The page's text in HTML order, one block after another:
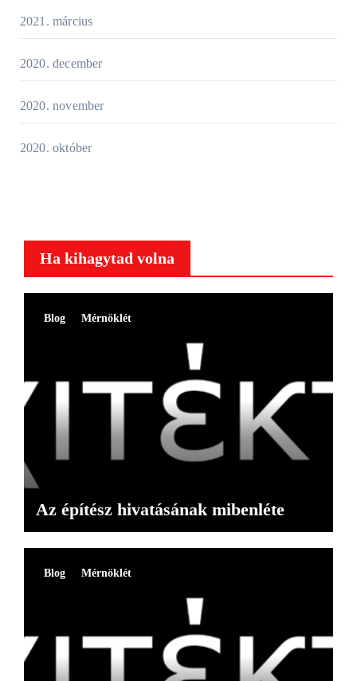
2021. március
2020. december
2020. november
2020. október
Ha kihagytad volna
Blog Mérnöklét
Az építész hivatásának mibenléte
Blog Mérnöklét